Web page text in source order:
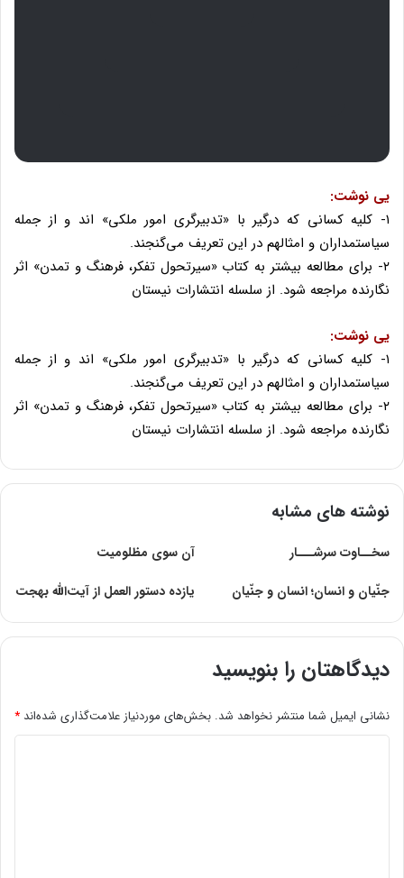
یی نوشت:
۱- کلیه کسانی که درگیر با «تدبیرگری امور ملکی» اند و از جمله
سیاستمداران و امثالهم در این تعریف می‌گنجند.
۲- برای مطالعه بیشتر به کتاب «سیرتحول تفکر، فرهنگ و تمدن» اثر
نگارنده مراجعه شود. از سلسله انتشارات نیستان
یی نوشت:
۱- کلیه کسانی که درگیر با «تدبیرگری امور ملکی» اند و از جمله
سیاستمداران و امثالهم در این تعریف می‌گنجند.
۲- برای مطالعه بیشتر به کتاب «سیرتحول تفکر، فرهنگ و تمدن» اثر
نگارنده مراجعه شود. از سلسله انتشارات نیستان
نوشته های مشابه
سخــاوت سرشـــار
آن سوی مظلومیت
جنّیان و انسان؛ انسان و جنّیان
یازده دستور العمل از آیت‌الله بهجت
دیدگاهتان را بنویسید
نشانی ایمیل شما منتشر نخواهد شد. بخش‌های موردنیاز علامت‌گذاری شده‌اند *